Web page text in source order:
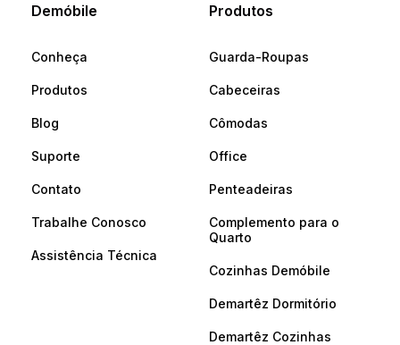
Demóbile
Conheça
Produtos
Blog
Suporte
Contato
Trabalhe Conosco
Assistência Técnica
Produtos
Guarda-Roupas
Cabeceiras
Cômodas
Office
Penteadeiras
Complemento para o
Quarto
Cozinhas Demóbile
Demartêz Dormitório
Demartêz Cozinhas